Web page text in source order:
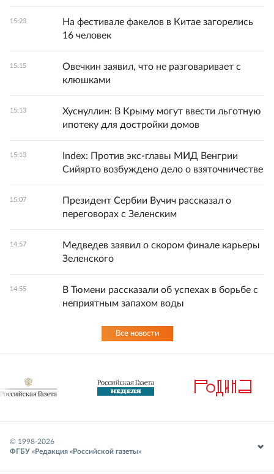
15:23
На фестивале факелов в Китае загорелись
16 человек
15:15
Овечкин заявил, что не разговаривает с
клюшками
15:13
Хуснуллин: В Крыму могут ввести льготную
ипотеку для достройки домов
15:13
Index: Против экс-главы МИД Венгрии
Сийярто возбуждено дело о взяточничестве
15:07
Президент Сербии Вучич рассказал о
переговорах с Зеленским
14:57
Медведев заявил о скором финале карьеры
Зеленского
14:55
В Тюмени рассказали об успехах в борьбе с
неприятным запахом воды
Все новости
© 1998-2026
ФГБУ «Редакция «Российской газеты»